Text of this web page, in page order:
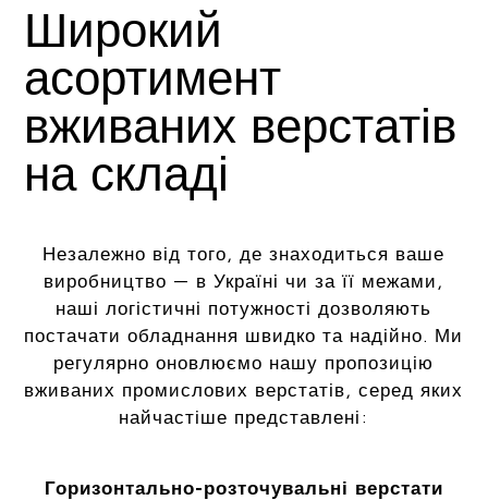
Широкий
асортимент
вживаних верстатів
на складі
Незалежно від того, де знаходиться ваше
виробництво — в Україні чи за її межами,
наші логістичні потужності дозволяють
постачати обладнання швидко та надійно. Ми
регулярно оновлюємо нашу пропозицію
вживаних промислових верстатів, серед яких
найчастіше представлені:
Горизонтально-розточувальні верстати